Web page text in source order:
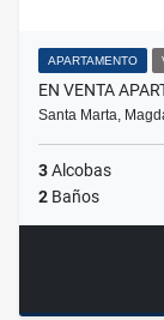
APARTAMENTO
EN VENTA
Santa Marta,
3Alcobas
2 Baños